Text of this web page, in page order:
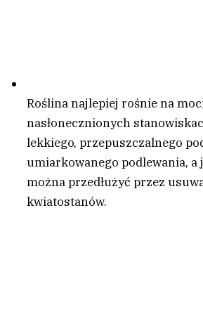
Roślina najlepiej rośnie na
nasłonecznionych
lekkiego, przepuszczalnego
umiarkowanego podlewania,
można przedłużyć przez
kwiatostanów.